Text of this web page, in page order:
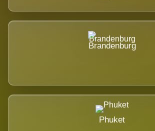
Brandenburg
Phuket